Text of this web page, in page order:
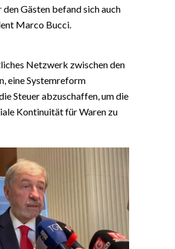
Gästen befand sich auch
Marco Bucci.
Netzwerk zwischen den
eine Systemreform
Steuer abzuschaffen, um die
Kontinuität für Waren zu